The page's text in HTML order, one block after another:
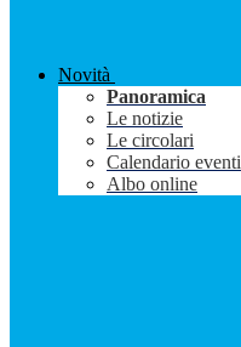
Novità
Panoramica
Le notizie
Le circolari
Calendario eventi
Albo online